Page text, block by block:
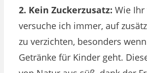
2. Kein Zuckerzusatz: Wie Ihr
versuche ich immer, auf
zu verzichten, besonders
Getränke für Kinder geht.